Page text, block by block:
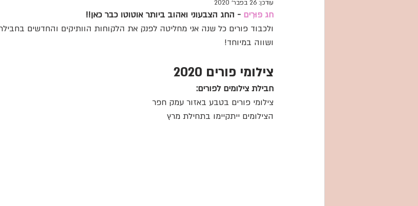
צילומי גיל שנה וסמאש קייק
עודכן: 26 בפבר׳ 2020
חג פּוּרִים - החג הצבעוני ואהוב ביותר אוטוטו כבר כאן!!
ולכבוד פורים כל שנה אני מחליטה לפנק את הלקוחות הוותיקים והחדשים
ושווה במיוחד!
צילומי פורים 2020
חבילת צילומים לפורים:
צילומי פורים בטבע באזור עמק חפר
הצילומים ייתקיימו בתחילת מרץ